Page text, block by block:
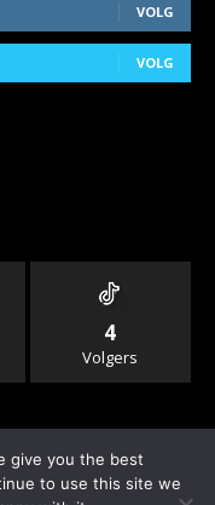
VOLG
VOLG
4
Volgers
give you the best
to use this site we